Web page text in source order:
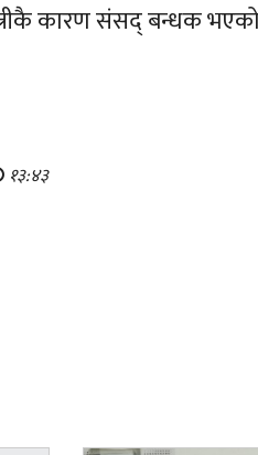
कारण संसद् बन्धक
१३:४३